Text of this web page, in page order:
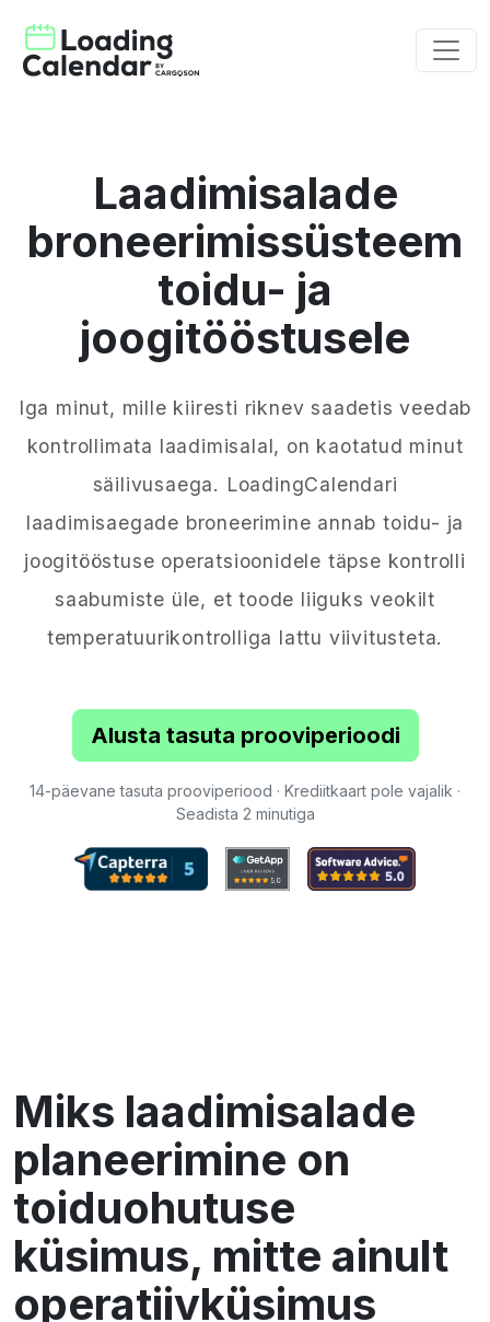
Laadimisalade
broneerimissüsteem
toidu- ja
joogitööstusele
Iga minut, mille kiiresti riknev saadetis veedab
kontrollimata laadimisalal, on kaotatud minut
säilivusaega. LoadingCalendari
laadimisaegade broneerimine annab toidu- ja
joogitööstuse operatsioonidele täpse kontrolli
saabumiste üle, et toode liiguks veokilt
temperatuurikontrolliga lattu viivitusteta.
Alusta tasuta prooviperioodi
14-päevane tasuta prooviperiood · Krediitkaart pole vajalik ·
Seadista 2 minutiga
Miks laadimisalade
planeerimine on
toiduohutuse
küsimus, mitte ainult
operatiivküsimus